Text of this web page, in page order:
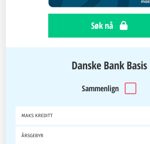
Søk nå
Danske Bank Basis
Sammenlign
MAKS KREDITT
ÅRSGEBYR